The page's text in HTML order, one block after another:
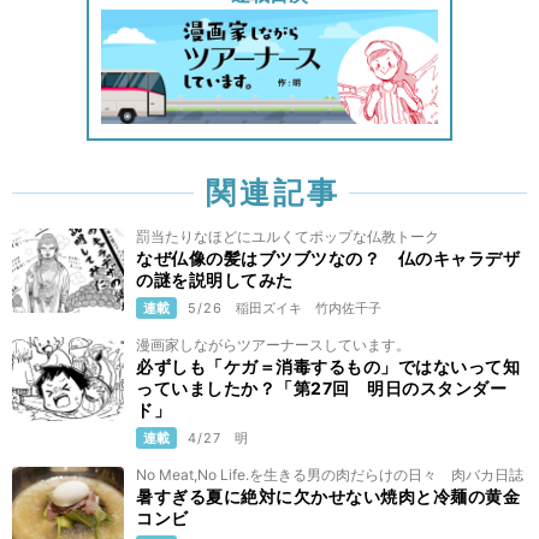
関連記事
罰当たりなほどにユルくてポップな仏教トーク
なぜ仏像の髪はブツブツなの？ 仏のキャラデザ
の謎を説明してみた
連載 5/26 稲田ズイキ 竹内佐千子
漫画家しながらツアーナースしています。
必ずしも「ケガ＝消毒するもの」ではないって知
っていましたか？「第27回 明日のスタンダー
ド」
連載 4/27 明
No Meat,No Life.を生きる男の肉だらけの日々 肉バカ日誌
暑すぎる夏に絶対に欠かせない焼肉と冷麺の黄金
コンビ